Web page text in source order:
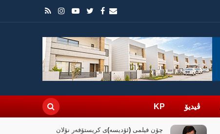
ڤیدیۆ KP
چۆن فیلمی (ئۆدیسە)ی کریستۆفەر نۆلان